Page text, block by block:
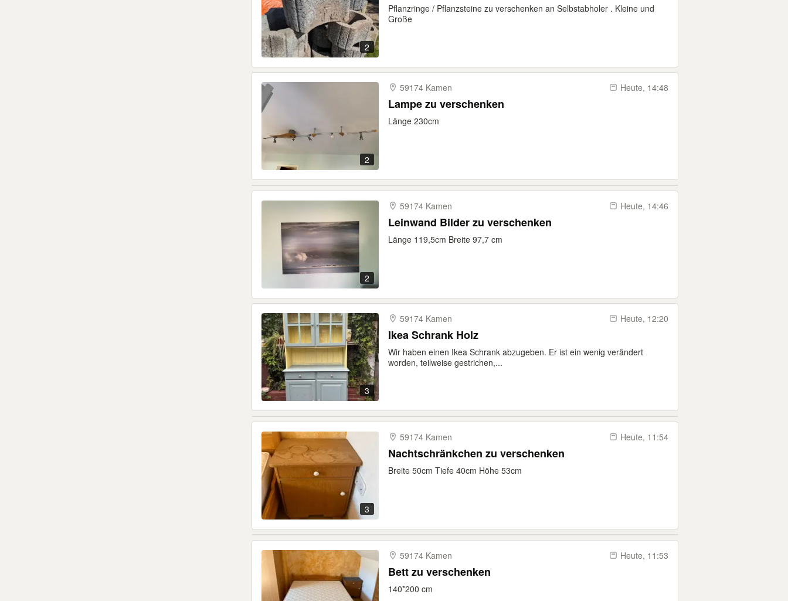
2
Pflanzringe / Pflanzsteine zu verschenken an Selbstabholer . Kleine und
Große
2
59174 Kamen Heute, 14:48
Lampe zu verschenken
Länge 230cm
2
59174 Kamen Heute, 14:46
Leinwand Bilder zu verschenken
Länge 119,5cm Breite 97,7 cm
3
59174 Kamen Heute, 12:20
Ikea Schrank Holz
Wir haben einen Ikea Schrank abzugeben. Er ist ein wenig verändert
worden, teilweise gestrichen,...
3
59174 Kamen Heute, 11:54
Nachtschränkchen zu verschenken
Breite 50cm Tiefe 40cm Höhe 53cm
59174 Kamen Heute, 11:53
Bett zu verschenken
140*200 cm